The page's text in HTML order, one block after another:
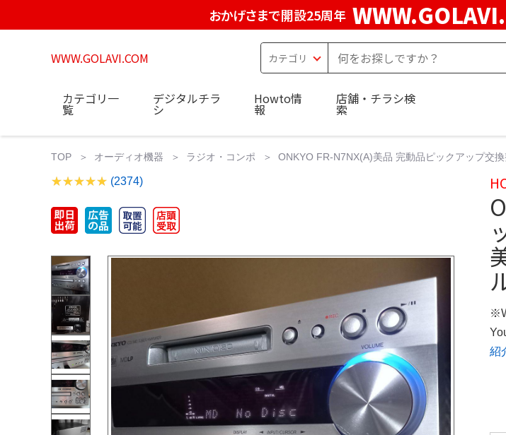
おかげさまで開設25周年
WWW.GOLAVI.COM
カテゴリ一
覧
デジタルチラ
シ
Howto情
報
店舗・チラシ検
索
TOP オーディオ機器 ラジオ・コンポ ONKYO FR-N7NX(A)美品 完動品ピックアップ交
(2374)
紹